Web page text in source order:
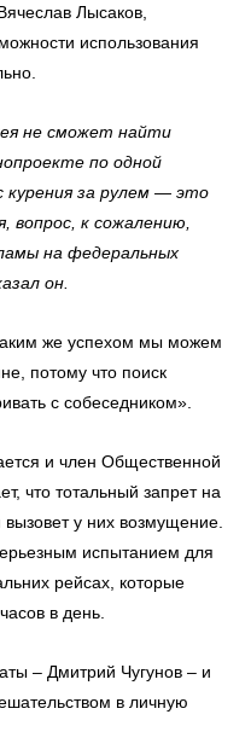
Лысаков,
использования
не сможет найти
по одной
курения за рулем — это
вопрос, к сожалению,
на федеральных
он.
же успехом мы можем
потому что поиск
с собеседником».
и член Общественной
что тотальный запрет на
у них возмущение.
испытанием для
рейсах, которые
в день.
– Дмитрий Чугунов – и
в личную